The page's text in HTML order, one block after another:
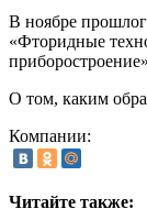
В ноябре
«Фторидные
О том, каким
Компании:
Читайте также: